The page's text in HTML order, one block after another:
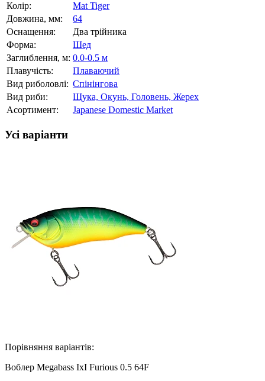
Колір:
Mat Tiger
Довжина, мм:
64
Оснащення:
Два трійника
Форма:
Шед
Заглиблення, м: 0.0-0.5 м
Плавучість:
Плаваючий
Вид риболовлі: Спінінгова
Вид риби:
Щука, Окунь, Головень, Жерех
Асортимент:
Japanese Domestic Market
Усі варіанти
Порівняння варіантів:
Воблер Megabass IxI Furious 0.5 64F